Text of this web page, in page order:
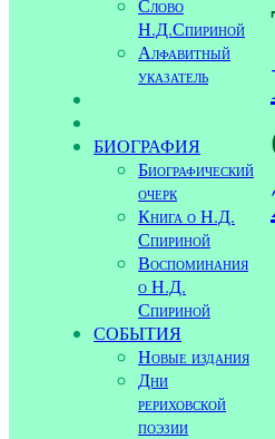
Слово
Н.Д.Спириной
Алфавитный
указатель
БИОГРАФИЯ
Биографический
очерк
Книга о Н.Д.
Спириной
Воспоминания
о Н.Д.
Спириной
СОБЫТИЯ
Новые издания
Дни
рериховской
поэзии